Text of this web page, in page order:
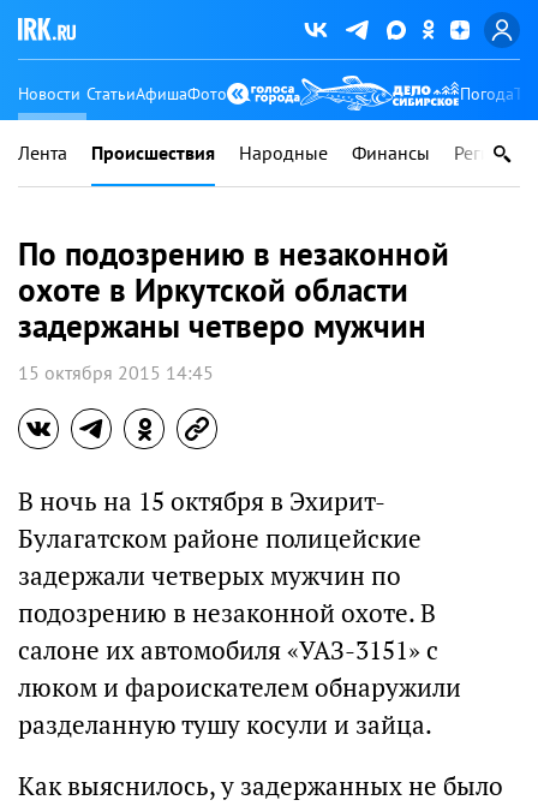
Новости СтатьиАфишаФото Погода
Лента Происшествия Народные Финансы Регионы
По подозрению в незаконной
охоте в Иркутской области
задержаны четверо мужчин
15 октября 2015 14:45
В ночь на 15 октября в Эхирит-
Булагатском районе полицейские
задержали четверых мужчин по
подозрению в незаконной охоте. В
салоне их автомобиля «УАЗ-3151» с
люком и фароискателем обнаружили
разделанную тушу косули и зайца.
Как выяснилось, у задержанных не было